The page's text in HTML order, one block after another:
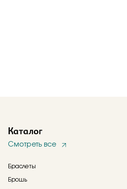
Каталог
Смотреть все
Браслеты
Брошь